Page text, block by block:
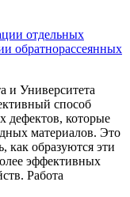
отдельных
обратнорассеянных
и Университета
способ
дефектов, которые
материалов. Это
как образуются эти
эффективных
Работа